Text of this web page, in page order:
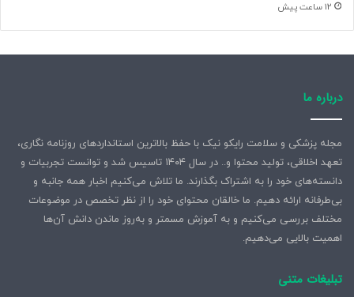
12 ساعت پیش
درباره ما
مجله پزشکی و سلامت رایکو نیک با حفظ بالاترین استانداردهای روزنامه نگاری،
تعهد اخلاقی، تولید محتوا و.. در سال ۱۴۰۴ تاسیس شد و توانست تجربیات و
دانسته‌های خود را به اشتراک بگذارند. ما تلاش می‌کنیم اخبار همه جانبه و
بی‌طرفانه ارائه دهیم. ما خالقان محتوای خود را از نظر تخصص در موضوعات
مختلف بررسی می‌کنیم و به آموزش مسمتر و به‌روز ماندن دانش آن‌ها
اهمیت بالایی می‌دهیم.
تبلیغات متنی